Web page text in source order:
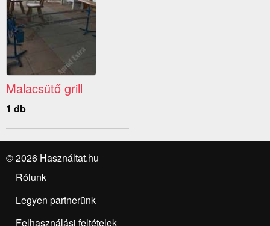
Malacsütő grill
1 db
© 2026 Használtat.hu
Rólunk
Legyen partnerünk
Felhasználási feltételek